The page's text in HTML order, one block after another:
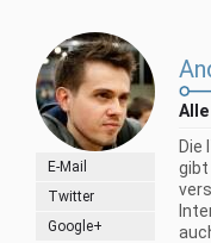
E-Mail
Twitter
Google+
Die
gibt